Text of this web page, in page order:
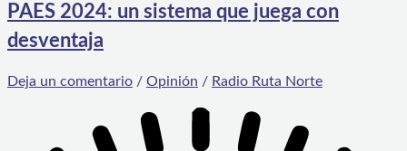
PAES 2024: un sistema que juega con
desventaja
Deja un comentario / Opinión / Radio Ruta Norte